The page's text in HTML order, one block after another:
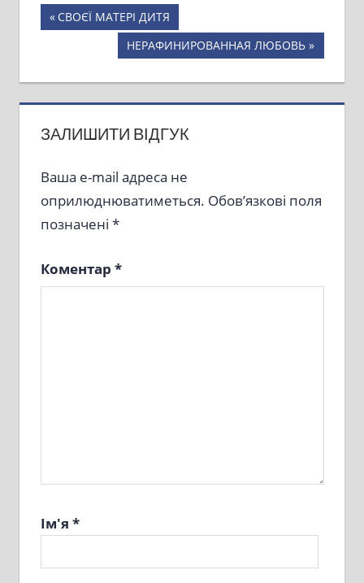
Навігація
записів
Previous
Post:
СВОЄЇ МАТЕРІ ДИТЯ
Next
Post:
НЕРАФИНИРОВАННАЯ ЛЮБОВЬ
ЗАЛИШИТИ ВІДГУК
Ваша e-mail адреса не
оприлюднюватиметься. Обов’язкові поля
позначені *
Коментар *
Ім'я *